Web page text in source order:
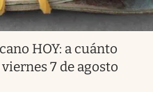
HOY: a cuánto
7 de agosto